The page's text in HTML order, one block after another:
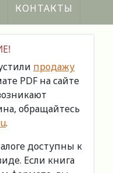
КОНТАКТЫ
продажу
PDF на сайте
обращайтесь
.
доступны к
Если книга